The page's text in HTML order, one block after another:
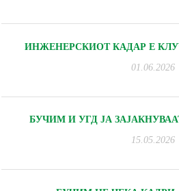
ИНЖЕНЕРСКИОТ КАДАР Е
01.06.2026
БУЧИМ И УГД ЈА
15.05.2026